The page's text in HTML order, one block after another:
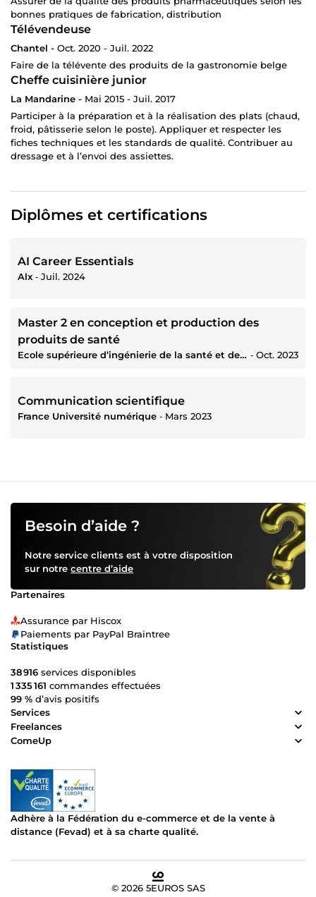
bonnes pratiques de fabrication, distribution
Télévendeuse
Chantel - Oct. 2020 - Juil. 2022
Faire de la télévente des produits de la gastronomie belge
Cheffe cuisinière junior
La Mandarine - Mai 2015 - Juil. 2017
Participer à la préparation et à la réalisation des plats (chaud,
froid, pâtisserie selon le poste). Appliquer et respecter les
fiches techniques et les standards de qualité. Contribuer au
dressage et à l’envoi des assiettes.
Diplômes et certifications
AI Career Essentials
Alx ‐ Juil. 2024
Master 2 en conception et production des
produits de santé
Ecole supérieure d’ingénierie de la santé et de management des projets ‐ Oct. 2023
Communication scientifique
France Université numérique ‐ Mars 2023
Besoin d’aide ?
Notre service clients est à votre disposition
sur notre centre d’aide
Partenaires
Assurance par Hiscox
Paiements par PayPal Braintree
Statistiques
38 916 services disponibles
1 335 161 commandes effectuées
99 % d’avis positifs
Services
Freelances
ComeUp
Adhère à la Fédération du e-commerce et de la vente à
distance (Fevad) et à sa charte qualité.
© 2026 5EUROS SAS